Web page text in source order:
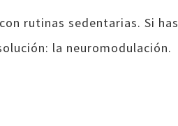
rutinas sedentarias. Si has
la neuromodulación.